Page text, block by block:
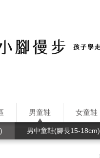
男童鞋 女童鞋
男中童鞋(腳長15-18cm)